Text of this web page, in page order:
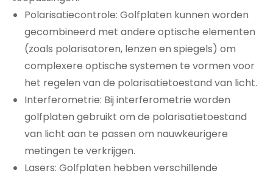
Polarisatiecontrole: Golfplaten kunnen worden
gecombineerd met andere optische elementen
(zoals polarisatoren, lenzen en spiegels) om
complexere optische systemen te vormen voor
het regelen van de polarisatietoestand van licht.
Interferometrie: Bij interferometrie worden
golfplaten gebruikt om de polarisatietoestand
van licht aan te passen om nauwkeurigere
metingen te verkrijgen.
Lasers: Golfplaten hebben verschillende